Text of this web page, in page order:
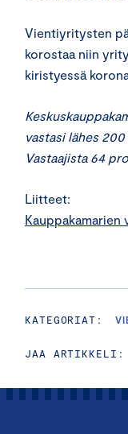
Vientiyritysten
korostaa niin
kiristyessä
vastasi lähes
Vastaajista 64
Liitteet:
KATEGORIAT:
JAA ARTIKKELI: